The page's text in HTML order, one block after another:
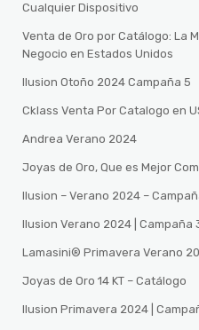
Cualquier Dispositivo
Venta de Oro por Catálogo: La
Negocio en Estados Unidos
Ilusion Otoño 2024 Campaña 5
Cklass Venta Por Catalogo en
Andrea Verano 2024
Joyas de Oro, Que es Mejor
Ilusion – Verano 2024 –
Ilusion Verano 2024 | Campaña
Lamasini®️ Primavera Verano
Joyas de Oro 14 KT – Catálogo
Ilusion Primavera 2024 |